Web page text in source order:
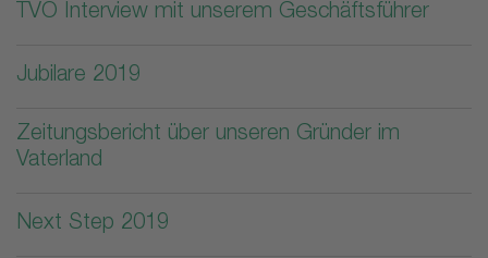
TVO Interview mit unserem Geschäftsführer
Jubilare 2019
Zeitungsbericht über unseren Gründer im
Vaterland
Next Step 2019